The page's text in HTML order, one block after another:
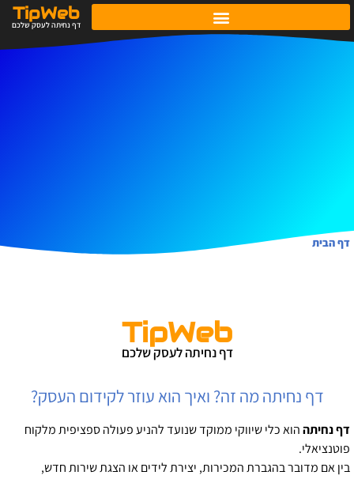
TipWeb
דף נחיתה לעסק שלכם
דף הבית
TipWeb
דף נחיתה לעסק שלכם
דף נחיתה מה זה? ואיך הוא עוזר לקידום העסק?​
דף נחיתההוא כלי שיווקי ממוקד שנועד להניע פעולה ספציפית מלקוח
פוטנציאלי.
בין אם מדובר בהגברת המכירות, יצירת לידים או הצגת שירות חדש,